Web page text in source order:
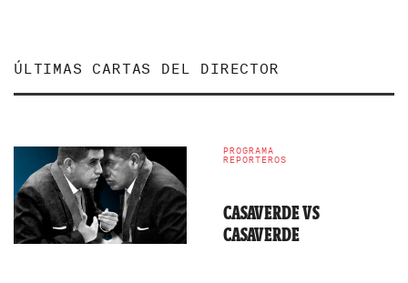
ÚLTIMAS CARTAS DEL DIRECTOR
PROGRAMA
REPORTEROS
CASAVERDE VS
CASAVERDE